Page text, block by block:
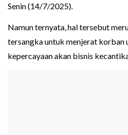
Senin (14/7/2025).
Namun ternyata, hal tersebut
tersangka untuk menjerat korban
kepercayaan akan bisnis